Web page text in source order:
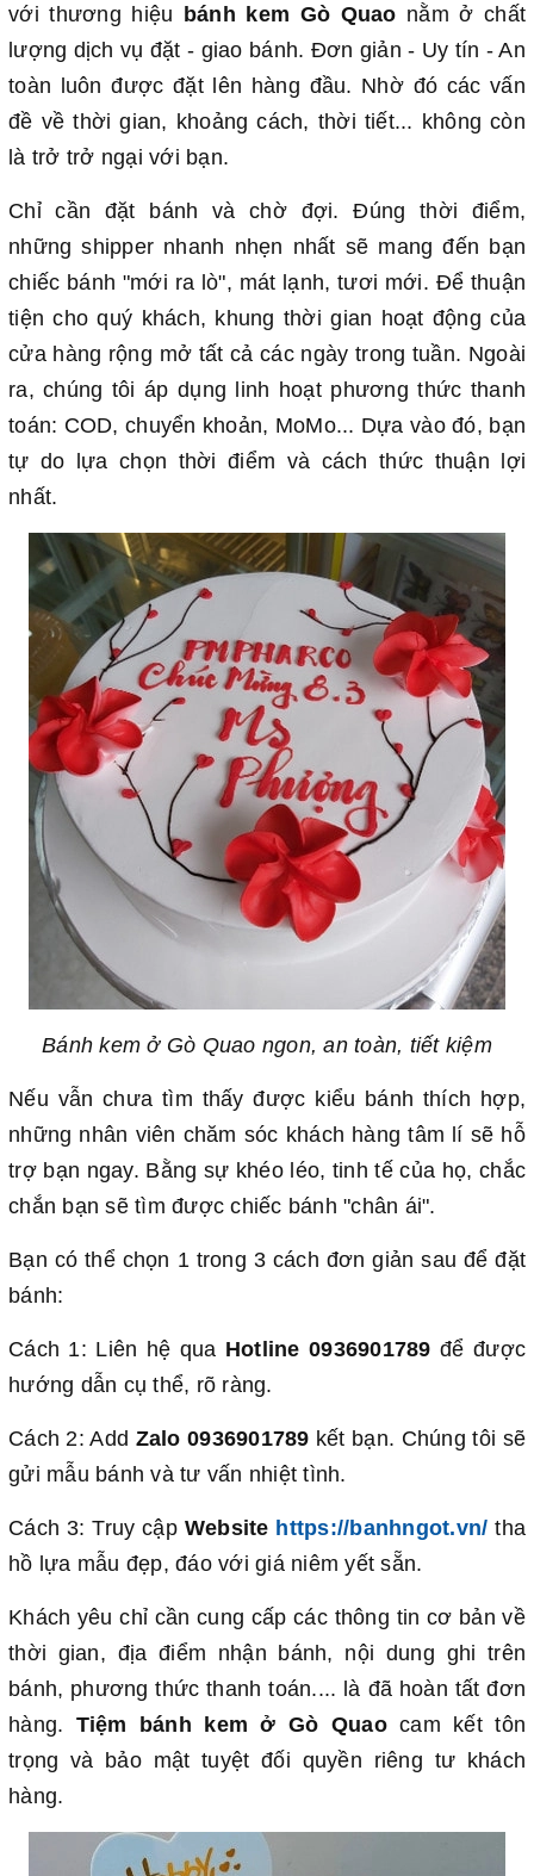
với thương hiệu bánh kem Gò Quao nằm ở chất
lượng dịch vụ đặt - giao bánh. Đơn giản - Uy tín - An
toàn luôn được đặt lên hàng đầu. Nhờ đó các vấn
đề về thời gian, khoảng cách, thời tiết... không còn
là trở trở ngại với bạn.
Chỉ cần đặt bánh và chờ đợi. Đúng thời điểm,
những shipper nhanh nhẹn nhất sẽ mang đến bạn
chiếc bánh "mới ra lò", mát lạnh, tươi mới. Để thuận
tiện cho quý khách, khung thời gian hoạt động của
cửa hàng rộng mở tất cả các ngày trong tuần. Ngoài
ra, chúng tôi áp dụng linh hoạt phương thức thanh
toán: COD, chuyển khoản, MoMo... Dựa vào đó, bạn
tự do lựa chọn thời điểm và cách thức thuận lợi
nhất.
Bánh kem ở Gò Quao ngon, an toàn, tiết kiệm
Nếu vẫn chưa tìm thấy được kiểu bánh thích hợp,
những nhân viên chăm sóc khách hàng tâm lí sẽ hỗ
trợ bạn ngay. Bằng sự khéo léo, tinh tế của họ, chắc
chắn bạn sẽ tìm được chiếc bánh "chân ái".
Bạn có thể chọn 1 trong 3 cách đơn giản sau để đặt
bánh:
Cách 1: Liên hệ qua Hotline 0936901789để được
hướng dẫn cụ thể, rõ ràng.
Cách 2: Add Zalo 0936901789 kết bạn. Chúng tôi sẽ
gửi mẫu bánh và tư vấn nhiệt tình.
Cách 3: Truy cập Website https://banhngot.vn/ tha
hồ lựa mẫu đẹp, đáo với giá niêm yết sẵn.
Khách yêu chỉ cần cung cấp các thông tin cơ bản về
thời gian, địa điểm nhận bánh, nội dung ghi trên
bánh, phương thức thanh toán.... là đã hoàn tất đơn
hàng. Tiệm bánh kem ở Gò Quaocam kết tôn
trọng và bảo mật tuyệt đối quyền riêng tư khách
hàng.